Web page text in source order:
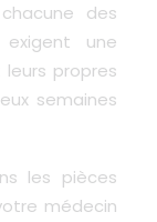
des
exigent une
propres
semaines
les pièces
médecin